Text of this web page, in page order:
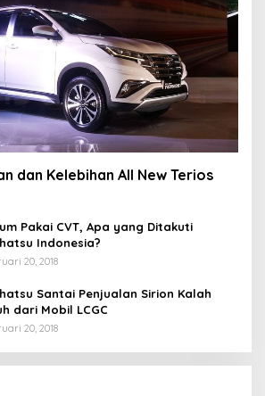
dan Kelebihan All New Terios
Pakai CVT, Apa yang Ditakuti
Indonesia?
20, 2018
Santai Penjualan Sirion Kalah
dari Mobil LCGC
20, 2018